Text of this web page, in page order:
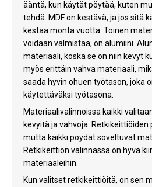
ääntä, kun käytät pöytää, kuten
tehdä. MDF on kestävä, ja jos sitä
kestää monta vuotta. Toinen
voidaan valmistaa, on alumiini.
materiaali, koska se on niin kevyt
myös erittäin vahva materiaali,
saada hyvin ohuen työtason, joka
käytettäväksi työtasona.
Materiaalivalinnoissa kaikki
kevyitä ja vahvoja. Retkikeittiöiden
mutta kaikki pöydät soveltuvat
Retkikeittiön valinnassa on hyvä
materiaaleihin.
Kun valitset retkikeittiöitä, on sen